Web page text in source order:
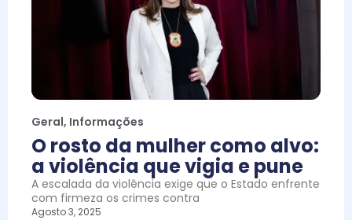
Geral, Informações
O rosto da mulher como alvo:
a violência que vigia e pune
A escalada da violência exige que o Estado enfrente
com firmeza os crimes contra
Agosto 3, 2025